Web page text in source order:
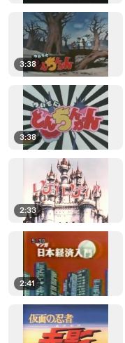
3:38
3:38
2:33
2:41